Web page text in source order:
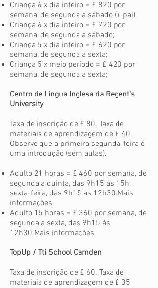
Criança 6 x dia inteiro = £ 820 por
semana, de segunda a sábado (+ pai)
Criança 6 x dia inteiro = £ 720 por
semana, de segunda a sábado;
Criança 5 x dia inteiro = £ 620 por
semana, de segunda a sexta;
Criança 5 x meio período = £ 420 por
semana, de segunda a sexta;
Centro de Língua Inglesa da Regent's
University
Taxa de inscrição de £ 80. Taxa de
materiais de aprendizagem de £ 40.
Observe que a primeira segunda-feira é
uma introdução (sem aulas).
Adulto 21 horas = £ 460 por semana, de
segunda a quinta, das 9h15 às 15h,
sexta-feira, das 9h15 às 12h30.Mais
informações
Adulto 15 horas = £ 360 por semana, de
segunda a sexta, das 9h15 às
12h30.Mais informações
TopUp / Tti School Camden
Taxa de inscrição de £ 60. Taxa de
materiais de aprendizagem de £ 35